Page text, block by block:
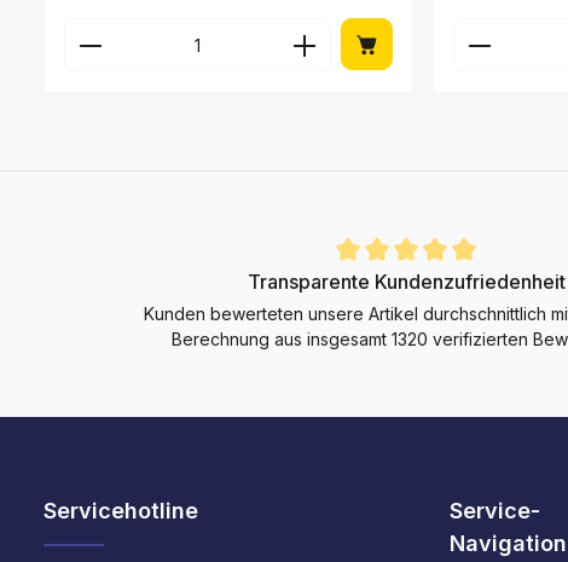
Produkt Anzahl: Gib den
Durchschnittliche Bewertung von 4.9 von 5 Sternen
Transparente Kundenzufriedenheit
Kunden bewerteten unsere Artikel durchschnittlich
Berechnung aus insgesamt 1320 verifizierten
Servicehotline
Service-
Navigation